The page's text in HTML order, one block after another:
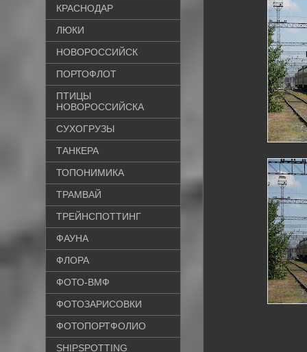
КРАСНОДАР
ЛЮКИ
НОВОРОССИЙСК
ПОРТОФЛОТ
ПТИЦЫ
НОВОРОССИЙСКА
СУХОГРУЗЫ
ТАНКЕРА
ТОПОНИМИКА
ТРАМВАЙ
ТРЕЙНСПОТТИНГ
ФАУНА
ФЛОРА
ФОТО-ВМФ
ФОТОЗАРИСОВКИ
ФОТОПОРТФОЛИО
SHIPSPOTTING